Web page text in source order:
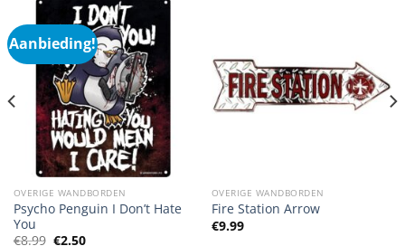
Aanbieding!
OVERIGE WANDBORDEN
Psycho Penguin I Don’t Hate
You
€8.99 Oorspronkelijke
€2.50Huidige
OVERIGE WANDBORDEN
Fire Station Arrow
€9.99